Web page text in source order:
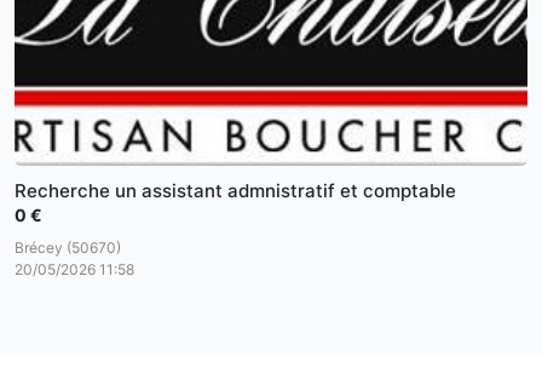
Recherche un assistant admnistratif et comptable
0 €
Brécey (50670)
20/05/2026 11:58